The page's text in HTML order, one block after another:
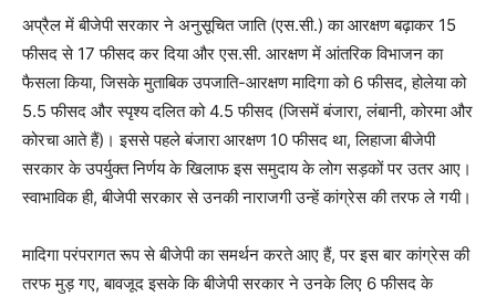
अप्रैल में बीजेपी सरकार ने अनुसूचित जाति (एस.सी.) का आरक्षण बढ़ाकर 15
फीसद से 17 फीसद कर दिया और एस.सी. आरक्षण में आंतरिक विभाजन का
फैसला किया, जिसके मुताबिक उपजाति-आरक्षण मादिगा को 6 फीसद, होलेया को
5.5 फीसद और स्पृश्य दलित को 4.5 फीसद (जिसमें बंजारा, लंबानी, कोरमा और
कोरचा आते हैं)। इससे पहले बंजारा आरक्षण 10 फीसद था, लिहाजा बीजेपी
सरकार के उपर्युक्त निर्णय के खिलाफ इस समुदाय के लोग सड़कों पर उतर आए।
स्वाभाविक ही, बीजेपी सरकार से उनकी नाराजगी उन्हें कांग्रेस की तरफ ले गयी।
मादिगा परंपरागत रूप से बीजेपी का समर्थन करते आए हैं, पर इस बार कांग्रेस की
तरफ मुड़ गए, बावजूद इसके कि बीजेपी सरकार ने उनके लिए 6 फीसद के